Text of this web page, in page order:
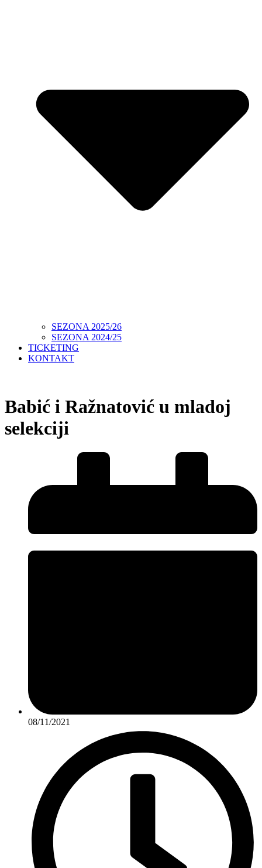
SEZONA 2025/26
SEZONA 2024/25
TICKETING
KONTAKT
Babić i Ražnatović u mladoj
selekciji
08/11/2021